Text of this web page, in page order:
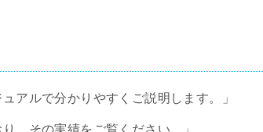
アルで分かりやすくご説明します。」
、その実績をご覧ください。」